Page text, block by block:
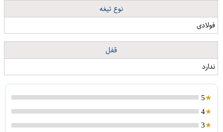
نوع تیغه
فولادی
قفل
ندارد
5
4
3